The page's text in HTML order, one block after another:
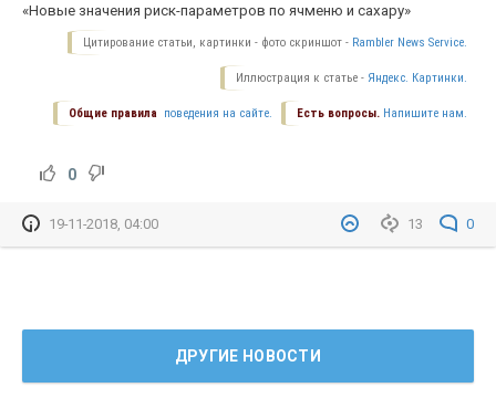
«Новые значения риск-параметров по ячменю и сахару»
Цитирование статьи, картинки - фото скриншот - Rambler News Service.
Иллюстрация к статье - Яндекс. Картинки.
Есть вопросы. Напишите нам.
Общие правила поведения на сайте.
0
13 0
19-11-2018, 04:00
ДРУГИЕ НОВОСТИ